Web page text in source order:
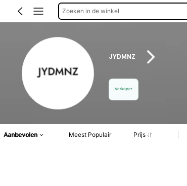
Zoeken in de winkel
JYDMNZ
Verkoper
Aanbevolen Meest Populair Prijs